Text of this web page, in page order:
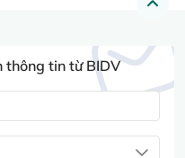
tin từ BIDV